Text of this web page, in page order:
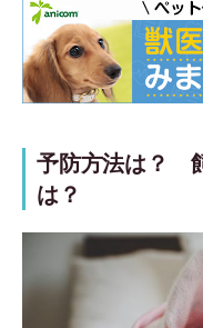
予防方法は？
は？